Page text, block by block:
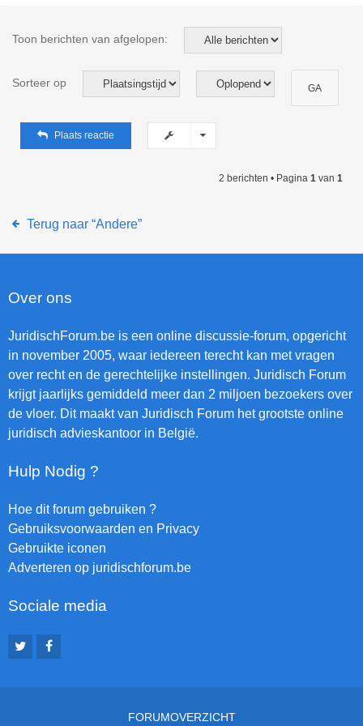
Toon berichten van afgelopen:
Sorteer op
Plaats reactie
2 berichten • Pagina 1 van 1
Terug naar “Andere”
Over ons
JuridischForum.be is een online discussie-forum, opgericht
in november 2005, waar iedereen terecht kan met vragen
over recht en de gerechtelijke instellingen. Juridisch Forum
krijgt jaarlijks gemiddeld meer dan 2 miljoen bezoekers over
de vloer. Dit maakt van Juridisch Forum het grootste online
juridisch advieskantoor in België.
Hulp Nodig ?
Hoe dit forum gebruiken ?
Gebruiksvoorwaarden en Privacy
Gebruikte iconen
Adverteren op juridischforum.be
Sociale media
FORUMOVERZICHT